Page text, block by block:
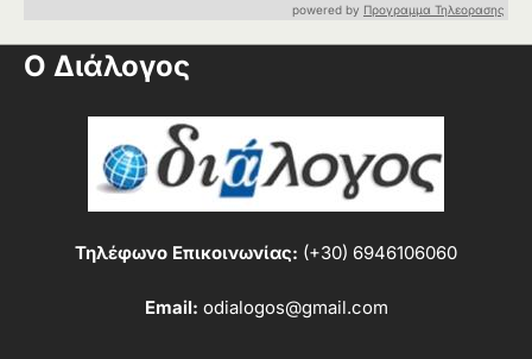
powered by Προγραμμα Τηλεορασης
Ο Διάλογος
Τηλέφωνο Επικοινωνίας: (+30) 6946106060
Email: odialogos@gmail.com